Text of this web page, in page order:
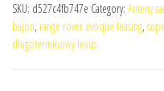
SKU: d527c4fb747e Category: Anteny
bajon, range rover evoque leasing,
długoterminowy lexus